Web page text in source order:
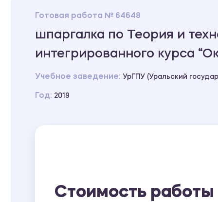
Готовая работа № 64648
шпаргалка по Теория и
интегрированного курса
Учебное заведение: УрГПУ (Уральский
Год: 2019
Стоимость работы